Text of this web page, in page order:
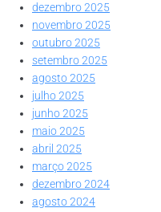
dezembro 2025
novembro 2025
outubro 2025
setembro 2025
agosto 2025
julho 2025
junho 2025
maio 2025
abril 2025
março 2025
dezembro 2024
agosto 2024